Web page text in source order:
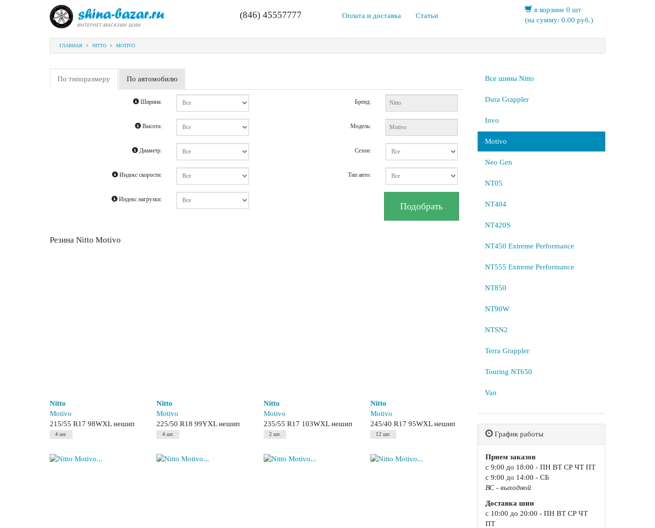
(846) 45557777 Оплата и доставка Статьи
в корзине 0 шт
(на сумму: 0.00 руб.)
ГЛАВНАЯ > NITTO > MOTIVO
По типоразмеру По автомобилю
Ширина: Бренд:
Высота: Модель:
Диаметр: Сезон:
Индекс скорости: Тип авто:
Индекс нагрузки:
Резина Nitto Motivo
Nitto
Motivo
215/55 R17 98WXL нешип
4 шт.
Nitto
Motivo
225/50 R18 99YXL нешип
4 шт.
Nitto
Motivo
235/55 R17 103WXL нешип
2 шт.
Nitto
Motivo
245/40 R17 95WXL нешип
12 шт.
Все шины Nitto
Dura Grappler
Invo
Motivo
Neo Gen
NT05
NT404
NT420S
NT450 Extreme Performance
NT555 Extreme Performance
NT850
NT90W
NTSN2
Terra Grappler
Touring NT650
Van
График работы
Прием заказов
с 9:00 до 18:00 - ПН ВТ СР ЧТ ПТ
с 9:00 до 14:00 - СБ
ВС - выходной
Доставка шин
с 10:00 до 20:00 - ПН ВТ СР ЧТ
ПТ